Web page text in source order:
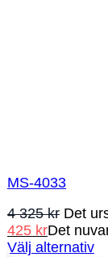
MS-4033
4 325kr Det
425 krDet
Välj alternativ